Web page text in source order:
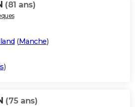
(81 ans)
(Manche)
)
(75 ans)